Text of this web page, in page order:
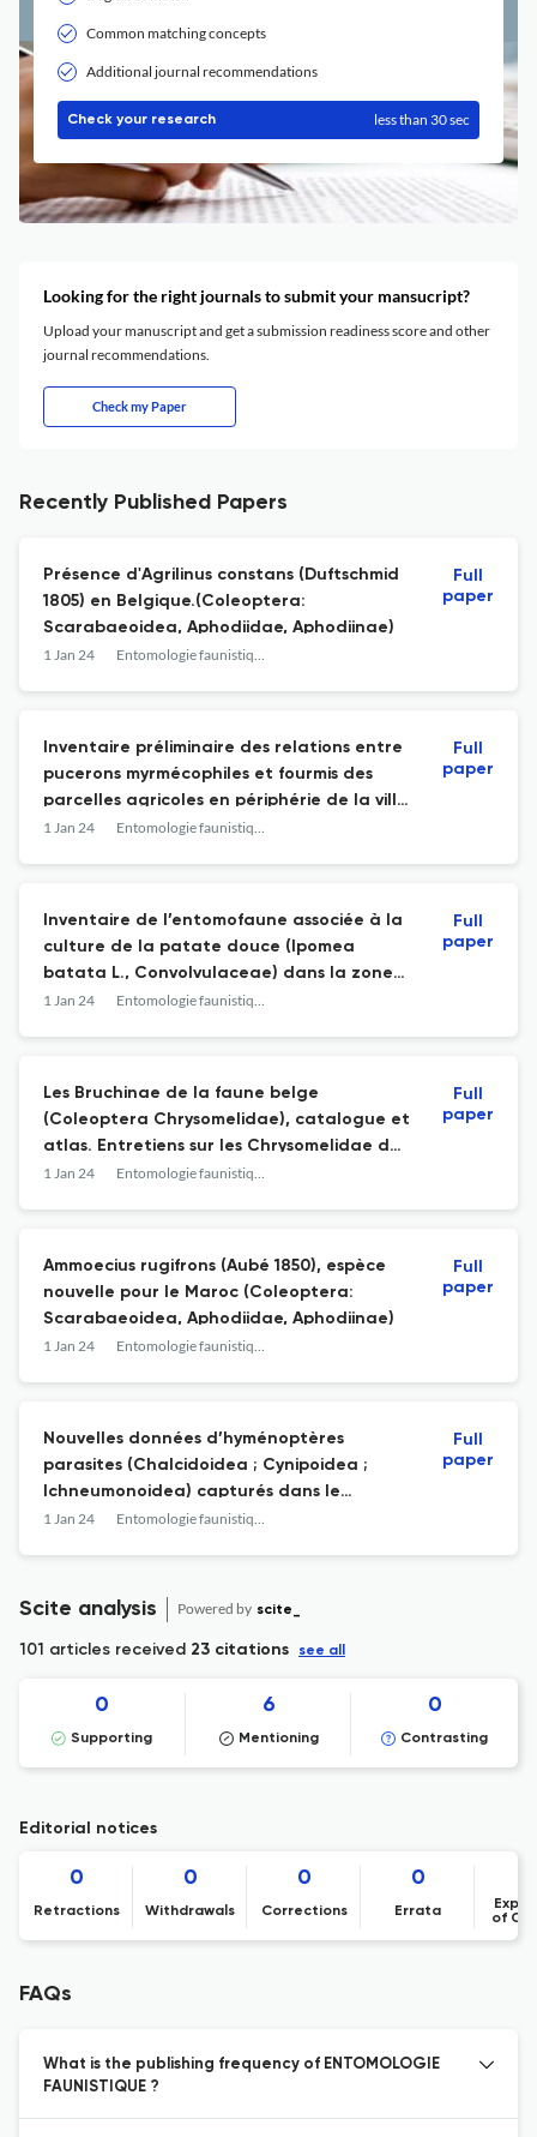
Common matching concepts
Additional journal recommendations
Check your research less than 30 sec
Looking for the right journals to submit your mansucript?
Upload your manuscript and get a submission readiness score and other
journal recommendations.
Check my Paper
Recently Published Papers
Présence d'Agrilinus constans (Duftschmid
1805) en Belgique.(Coleoptera:
Scarabaeoidea, Aphodiidae, Aphodiinae)
1 Jan 24 Entomologie faunistique - Faunistic Entomology
Full
paper
Inventaire préliminaire des relations entre
pucerons myrmécophiles et fourmis des
parcelles agricoles en périphérie de la ville
d’Antananarivo (Madagascar)
1 Jan 24 Entomologie faunistique - Faunistic Entomology
Full
paper
Inventaire de l’entomofaune associée à la
culture de la patate douce (Ipomea
batata L., Convolvulaceae) dans la zone
des terres de barre du Bénin
1 Jan 24 Entomologie faunistique - Faunistic Entomology
Full
paper
Les Bruchinae de la faune belge
(Coleoptera Chrysomelidae), catalogue et
atlas. Entretiens sur les Chrysomelidae de
Belgique et des régions limitrophes 20
1 Jan 24 Entomologie faunistique - Faunistic Entomology
Full
paper
Ammoecius rugifrons (Aubé 1850), espèce
nouvelle pour le Maroc (Coleoptera:
Scarabaeoidea, Aphodiidae, Aphodiinae)
1 Jan 24 Entomologie faunistique - Faunistic Entomology
Full
paper
Nouvelles données d’hyménoptères
parasites (Chalcidoidea ; Cynipoidea ;
Ichneumonoidea) capturés dans le
domaine du Rond-Chêne (Esneux, Province
Pimplinae : Polysphinctini) présentes en
BelgiqueHyménoptères parasites
nouveaux pour la Belgique
1 Jan 24 Entomologie faunistique - Faunistic Entomology
Full
paper
Scite analysis Powered by scite_
101 articles received 23 citations see all
0
Supporting
6
Mentioning
0
Contrasting
Editorial notices
0
Retractions
0
Withdrawals
0
Corrections
0
Errata
of
FAQs
What is the publishing frequency of ENTOMOLOGIE
FAUNISTIQUE ?